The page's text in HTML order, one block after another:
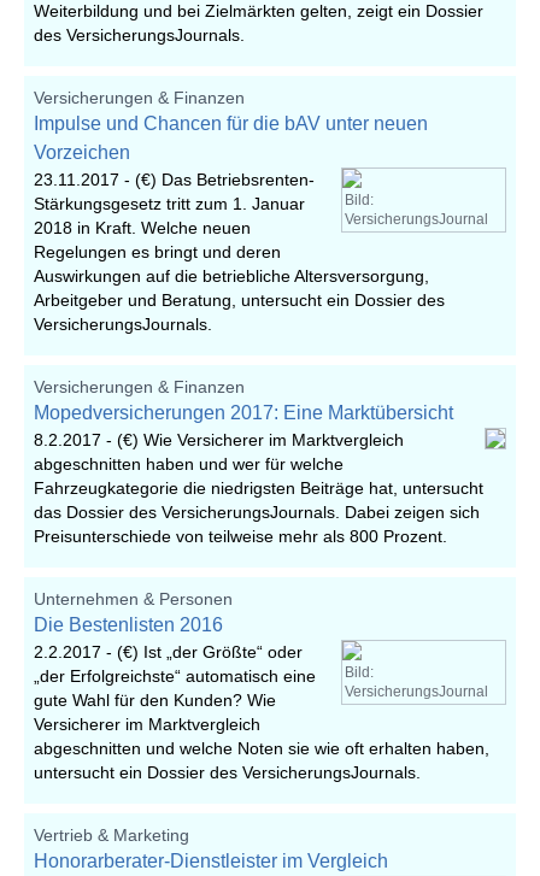
Weiterbildung und bei Zielmärkten gelten, zeigt ein Dossier
des VersicherungsJournals.
Versicherungen & Finanzen
Impulse und Chancen für die bAV unter neuen
Vorzeichen
Bild:
VersicherungsJournal
23.11.2017 - (€) Das Betriebsrenten-
Stärkungsgesetz tritt zum 1. Januar
2018 in Kraft. Welche neuen
Regelungen es bringt und deren
Auswirkungen auf die betriebliche Altersversorgung,
Arbeitgeber und Beratung, untersucht ein Dossier des
VersicherungsJournals.
Versicherungen & Finanzen
Mopedversicherungen 2017: Eine Marktübersicht
8.2.2017 - (€) Wie Versicherer im Marktvergleich
abgeschnitten haben und wer für welche
Fahrzeugkategorie die niedrigsten Beiträge hat, untersucht
das Dossier des VersicherungsJournals. Dabei zeigen sich
Preisunterschiede von teilweise mehr als 800 Prozent.
Unternehmen & Personen
Die Bestenlisten 2016
Bild:
VersicherungsJournal
2.2.2017 - (€) Ist „der Größte“ oder
„der Erfolgreichste“ automatisch eine
gute Wahl für den Kunden? Wie
Versicherer im Marktvergleich
abgeschnitten und welche Noten sie wie oft erhalten haben,
untersucht ein Dossier des VersicherungsJournals.
Vertrieb & Marketing
Honorarberater-Dienstleister im Vergleich